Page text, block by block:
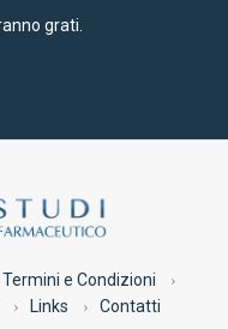
grati.
Termini e Condizioni
Links Contatti